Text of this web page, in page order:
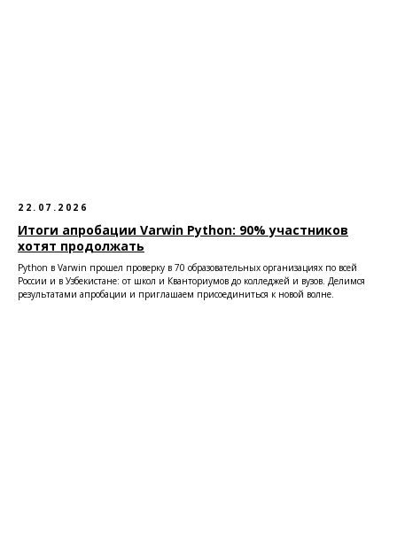
22.07.2026
Итоги апробации Varwin Python: 90% участников
хотят продолжать
Python в Varwin прошел проверку в 70 образовательных организациях по всей
России и в Узбекистане: от школ и Кванториумов до колледжей и вузов. Делимся
результатами апробации и приглашаем присоединиться к новой волне.